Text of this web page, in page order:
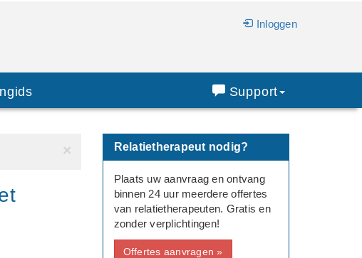
Inloggen
Support
× Relatietherapeut nodig?
Plaats uw aanvraag en ontvang
binnen 24 uur meerdere offertes
van relatietherapeuten. Gratis en
zonder verplichtingen!
Offertes aanvragen »